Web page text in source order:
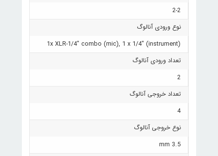
2-2
نوع ورودی آنالوگ
1x XLR-1/4" combo (mic), 1 x 1/4" (instrument)
تعداد ورودی آنالوگ
2
تعداد خروجی آنالوگ
4
نوع خروجی آنالوگ
3.5 mm